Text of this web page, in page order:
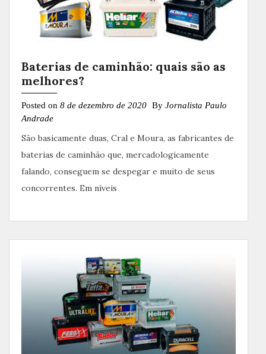
Baterias de caminhão: quais são as
melhores?
Posted on 8 de dezembro de 2020 By Jornalista Paulo
Andrade
São basicamente duas, Cral e Moura, as fabricantes de
baterias de caminhão que, mercadologicamente
falando, conseguem se despegar e muito de seus
concorrentes. Em níveis